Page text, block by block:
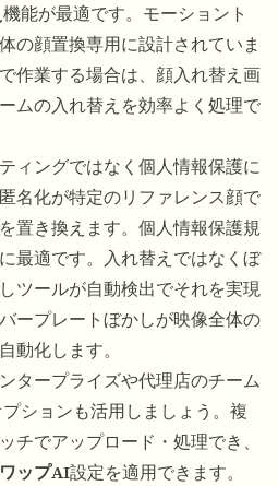
機能が最適です。モーショント
の顔置換専用に設計されていま
作業する場合は、 顔入れ替え画
ムの入れ替えを効率よく処理で
ィングではなく個人情報保護に
名化が特定のリファレンス顔で
置き換えます。個人情報保護規
最適です。入れ替えではなくぼ
ツールが自動検出でそれを実現
ープレートぼかしが映像全体の
動化します。
タープライズや代理店のチーム
ションも活用しましょう。複
チでアップロード・処理でき、
ップAI設定を適用できます。